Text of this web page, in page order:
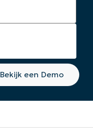
Bekijk een Demo